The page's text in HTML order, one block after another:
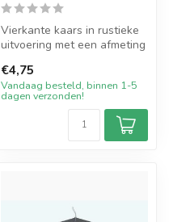
Vierkante kaars in rustieke
uitvoering met een afmeting
€4,75
Vandaag besteld, binnen 1-5
dagen verzonden!